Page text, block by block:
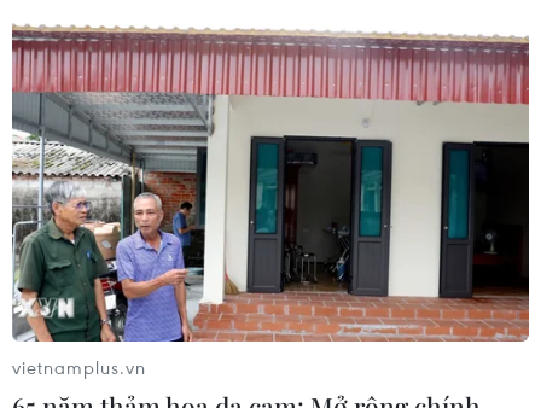
Nhà sưu tầm báo Nguyễn Phi Dũng phát biểu. (Ảnh: Minh
vietnamplus.vn